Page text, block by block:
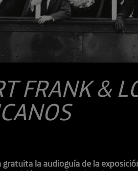
FRANK &
gratuita la audioguía de la